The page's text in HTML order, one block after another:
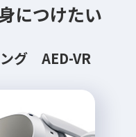
につけたい
グ AED-VR